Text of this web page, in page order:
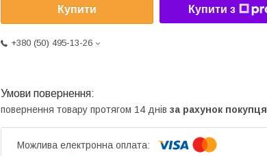
Купити Купити з
+380 (50) 495-13-26
повернення товару протягом 14 днів за рахунок покупця